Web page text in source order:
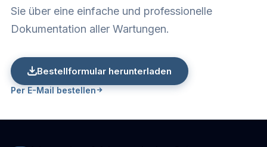
Sie über eine einfache und professionelle
Dokumentation aller Wartungen.
Bestellformular herunterladen
Per E-Mail bestellen